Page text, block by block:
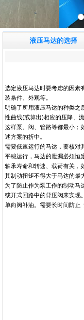
液压马达的选择
选定液压马达时要考虑的因素
装条件、外观等。
明确了所用液压马达的种类之
性曲线(或算出)相应的压降、
这样泵、阀、管路等都最小；
述方案的折中。
需要低速运行的马达，要核对
平稳运行，马达的泄漏必须恒
轴承寿命和转速、载荷有关，
其制动扭矩不得大于马达的最
为了防止作为泵工作的制动马
或开式回路中的背压阀来实现
单向阀补油。需要长时间防止